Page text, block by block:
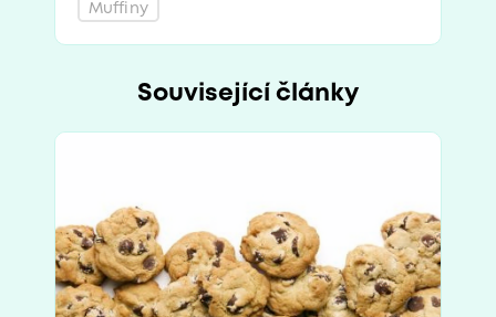
Muffiny
Související články